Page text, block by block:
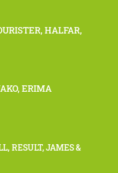
HALFAR,
ERIMA
, RESULT,JAMES &